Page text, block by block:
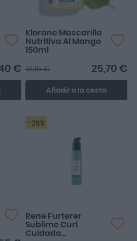
€
Klorane Mascarilla
Nutritiva Al Mango
150ml
25,70 €
31,15 €
Añadir a la cesta
-26%
Deja un rizo muy bonito y
natural y al día siguiente
Rene Furterer
Sublime Curl
Cuidado